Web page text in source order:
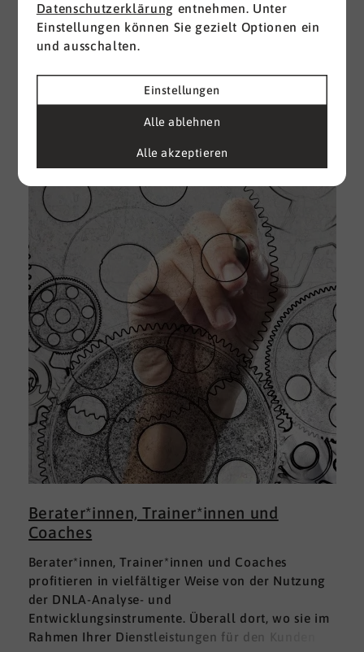
Berater*innen, Trainer*innen und
Coaches
Berater*innen, Trainer*innen und Coaches
profitieren in vielfältiger Weise von der Nutzung
der DNLA-Analyse- und
Entwicklungsinstrumente. Überall dort, wo sie im
Rahmen Ihrer Dienstleistungen für den Kunden
Datenschutzerklärung entnehmen. Unter
Einstellungen können Sie gezielt Optionen ein
und ausschalten.
Einstellungen
Alle ablehnen
Alle akzeptieren